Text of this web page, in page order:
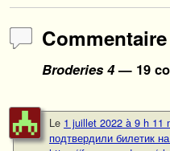
Commentaire
Broderies 4— 19
Le 1 juillet 2022 à 9 h 11
подтвердили билетик